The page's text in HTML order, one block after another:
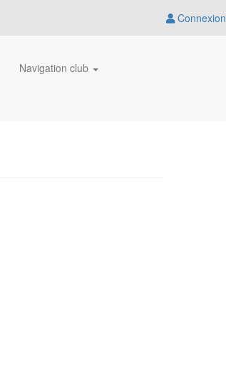
Connexion
Navigation club